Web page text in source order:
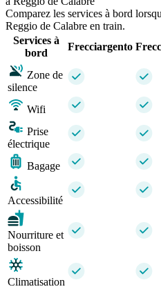
Comparez les services à bord
Reggio de Calabre en train.
Services à
bord
Frecciargento
Zone de
silence
Wifi
Prise
électrique
Bagage
Accessibilité
Nourriture et
boisson
Climatisation